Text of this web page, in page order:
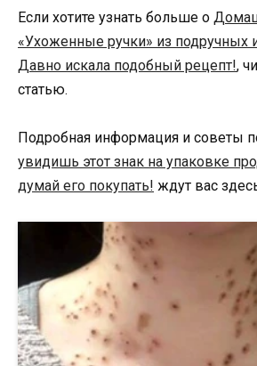
Если хотите узнать больше о
«Ухоженные ручки» из подручных
Давно искала подобный рецепт!,
статью.
Подробная информация и советы
увидишь этот знак на упаковке
думай его покупать! ждут вас